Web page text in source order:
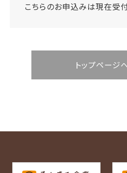
こちらのお申込みは現在受
トップページ